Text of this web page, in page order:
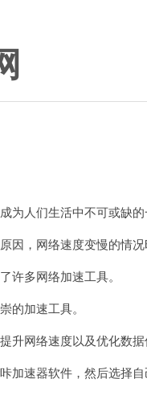
人们生活中不可或缺的
，网络速度变慢的情况
多网络加速工具。
加速工具。
网络速度以及优化数据
速器软件，然后选择